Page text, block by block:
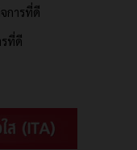
การที่ดี
ที่ดี